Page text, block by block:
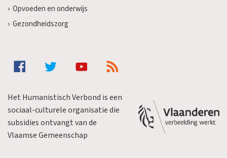
Opvoeden en onderwijs
Gezondheidszorg
Het Humanistisch Verbond is een
sociaal-culturele organisatie die
subsidies ontvangt van de
Vlaamse Gemeenschap